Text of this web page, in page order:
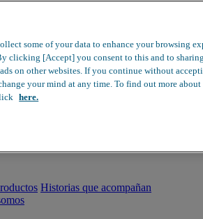
search
Historias que acompañan
some of your data to enhance your browsing
clicking [Accept] you consent to this and to
on other websites. If you continue without
your mind at any time. To find out more
here.